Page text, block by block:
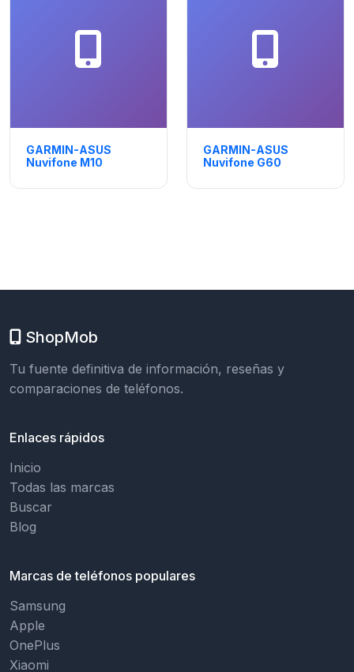
GARMIN-ASUS
Nuvifone M10
GARMIN-ASUS
Nuvifone G60
ShopMob
Tu fuente definitiva de información, reseñas y
comparaciones de teléfonos.
Enlaces rápidos
Inicio
Todas las marcas
Buscar
Blog
Marcas de teléfonos populares
Samsung
Apple
OnePlus
Xiaomi